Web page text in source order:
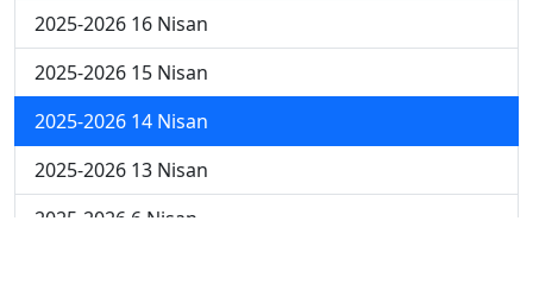
2025-2026 16 Nisan
2025-2026 15 Nisan
2025-2026 14 Nisan
2025-2026 13 Nisan
2025-2026 6 Nisan